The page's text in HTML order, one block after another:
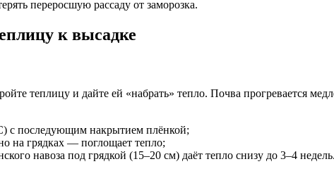
переросшую рассаду от заморозка.
к высадке
теплицу и дайте ей «набрать» тепло. Почва прогревается
с последующим накрытием плёнкой;
на грядках — поглощает тепло;
навоза под грядкой (15–20 см) даёт тепло снизу до 3–4 недель.